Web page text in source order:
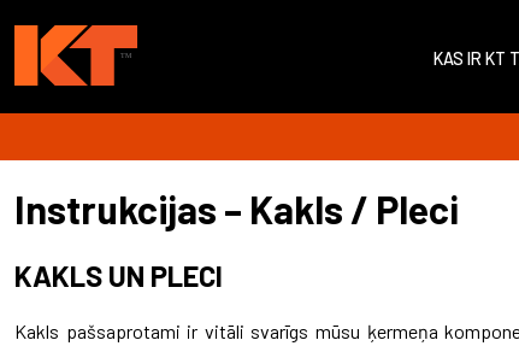
KAS IR KT
Instrukcijas – Kakls / Pleci
KAKLS UN PLECI
Kakls pašsaprotami ir vitāli svarīgs mūsu ķermeņa